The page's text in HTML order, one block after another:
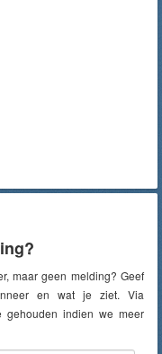
maar geen melding? Geef
en wat je ziet. Via
indien we meer